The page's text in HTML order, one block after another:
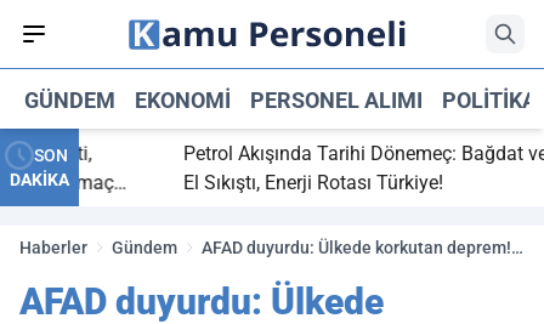
GÜNDEM EKONOMI PERSONEL ALIMI POLITIKA
SON
DAKİKA
bitti,
maç
Petrol Akışında Tarihi Dönemeç: Bağdat ve
El Sıkıştı, Enerji Rotası Türkiye!
Haberler Gündem
AFAD duyurdu: Ülkede korkutan deprem!
AFAD duyurdu: Ülkede